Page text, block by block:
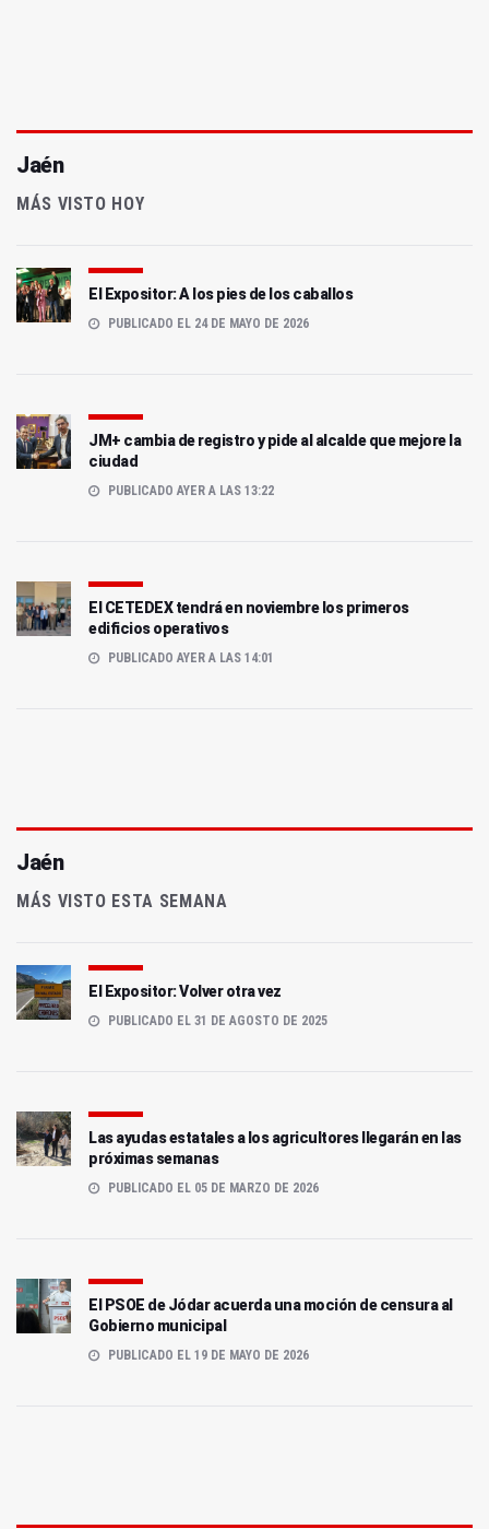
Jaén
MÁS VISTO HOY
El Expositor: A los pies de los caballos
PUBLICADO EL 24 DE MAYO DE 2026
JM+ cambia de registro y pide al alcalde que mejore la
ciudad
PUBLICADO AYER A LAS 13:22
El CETEDEX tendrá en noviembre los primeros
edificios operativos
PUBLICADO AYER A LAS 14:01
Jaén
MÁS VISTO ESTA SEMANA
El Expositor: Volver otra vez
PUBLICADO EL 31 DE AGOSTO DE 2025
Las ayudas estatales a los agricultores llegarán en las
próximas semanas
PUBLICADO EL 05 DE MARZO DE 2026
El PSOE de Jódar acuerda una moción de censura al
Gobierno municipal
PUBLICADO EL 19 DE MAYO DE 2026